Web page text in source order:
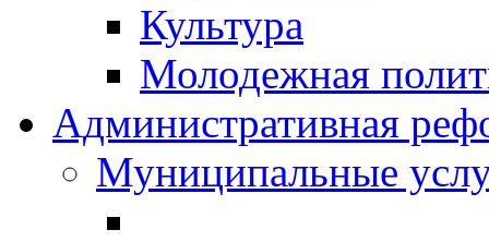
Культура
Молодежная
Административная
Муниципальные